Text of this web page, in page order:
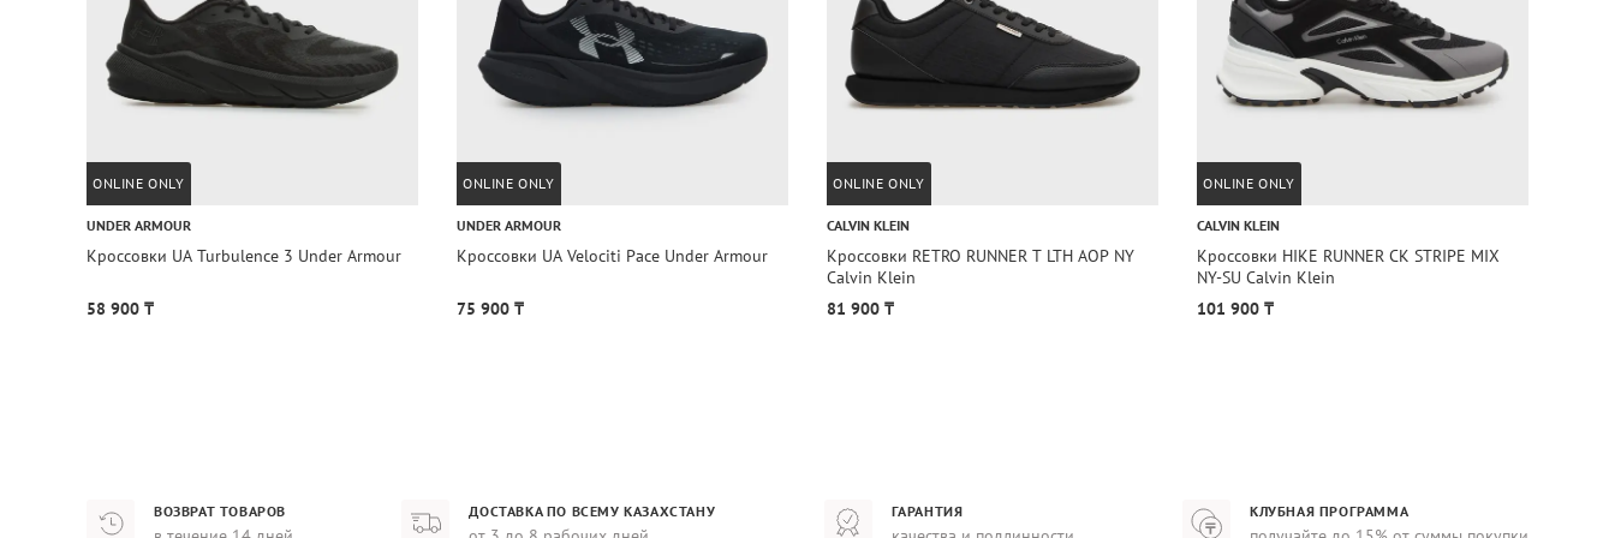
ONLINE ONLY
UNDER ARMOUR
Кроссовки UA Turbulence 3 Under Armour
58 900 ₸
ONLINE ONLY
UNDER ARMOUR
Кроссовки UA Velociti Pace Under Armour
75 900 ₸
ONLINE ONLY
CALVIN KLEIN
Кроссовки RETRO RUNNER T LTH AOP NY
Calvin Klein
81 900 ₸
ONLINE ONLY
CALVIN KLEIN
Кроссовки HIKE RUNNER CK STRIPE MIX
NY-SU Calvin Klein
101 900 ₸
ВОЗВРАТ ТОВАРОВ ДОСТАВКА ПО ВСЕМУ КАЗАХСТАНУ ГАРАНТИЯ КЛУБНАЯ ПРОГРАММА